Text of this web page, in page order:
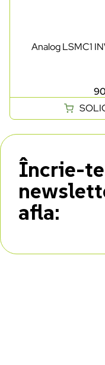
Analog LSMC1
Încrie-
afla: